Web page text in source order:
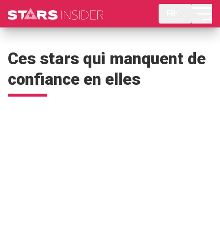
Ces stars qui manquent de
confiance en elles